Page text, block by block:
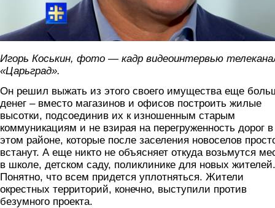
Игорь Коськин, фото — кадр видеоинтервью
«Царьград».
Он решил выжать из этого своего имущества еще
денег – вместо магазинов и офисов построить жилые
высотки, подсоединив их к изношенным старым
коммуникациям и не взирая на перегруженность дорог в
этом районе, которые после заселения новоселов
встанут. А еще никто не объясняет откуда возьмутся
в школе, детском саду, поликлинике для новых жителей.
Понятно, что всем придется уплотняться. Жители
окрестных территорий, конечно, выступили против
безумного проекта.